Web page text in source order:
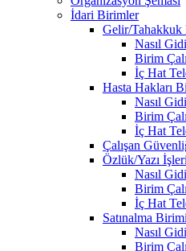
İdari Birimler
Gelir/Tahakkuk
Nasıl
Birim
İç Hat
Hasta Hakları
Nasıl
Birim
İç Hat
Çalışan
Özlük/Yazı
Nasıl
Birim
İç Hat
Satınalma Birimi
Nasıl
Birim